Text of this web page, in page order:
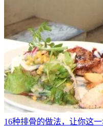
16种排骨的做法，让你这